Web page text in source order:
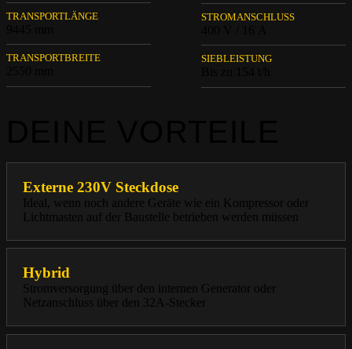
TRANSPORTLÄNGE
TRANSPORTBREITE
STROMANSCHLUSS
SIEBLEISTUNG
Externe 230V Steckdose
Ideal, wenn noch andere Geräte wie ein Kompressor oder
Lichtmasten auf der Baustelle betrieben werden müssen
Hybrid
Stromversorgung über den internen Generator oder
Netzanschluss über den 32A-Stecker